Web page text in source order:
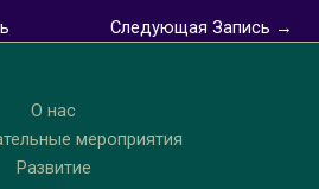
Следующая Запись →
О нас
мероприятия
Развитие